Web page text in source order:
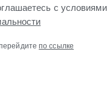
с условиями
по ссылке